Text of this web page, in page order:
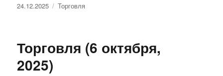
Опубликовано
24.12.2025 Рубрики
Торговля
Торговля (6 октября,
2025)